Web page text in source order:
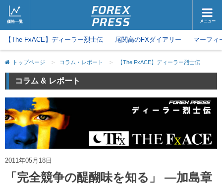
価格一覧 メニュー
ホーム ニュース
取引会社 マーケット
コラム・レポート
ツイッター 動画
【The FxACE】ディーラー烈士伝 尾関高のFXダイアリー マーフィ
トップページ > コラム・レポート > 【The FxACE】ディーラー烈士伝
コラム & レポート
2011年05月18日
「完全競争の醍醐味を知る」 ―加島章